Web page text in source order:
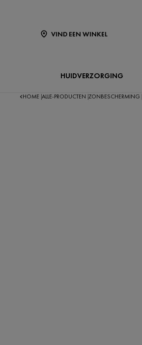
VIND EEN WINKEL
HUIDVERZORGING
HOME ALLE-PRODUCTEN ZONBESCHERMING